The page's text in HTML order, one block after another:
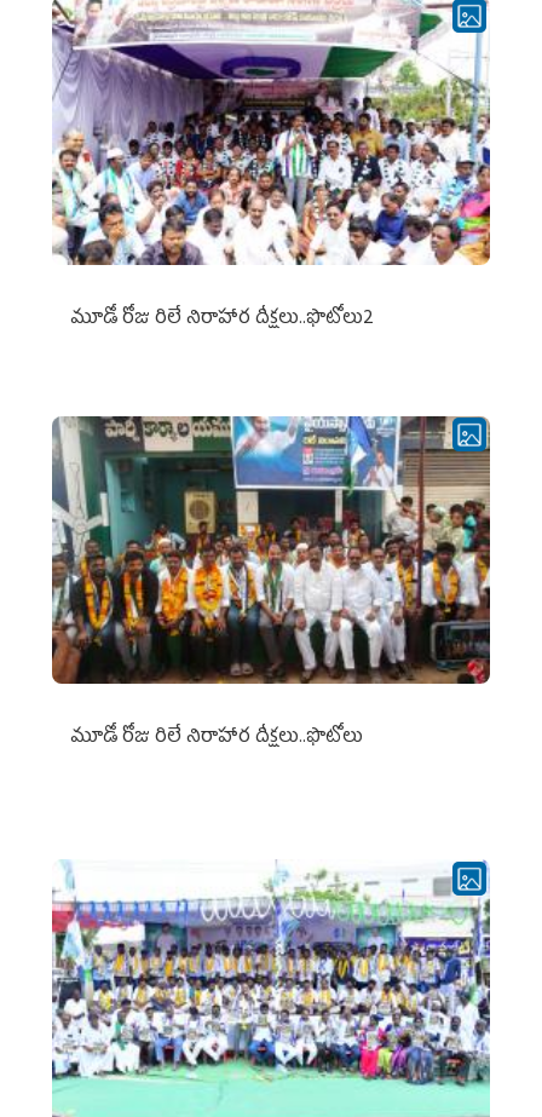
మూడో రోజు రిలే నిరాహార దీక్షలు..ఫొటోలు2
మూడో రోజు రిలే నిరాహార దీక్షలు..ఫొటోలు